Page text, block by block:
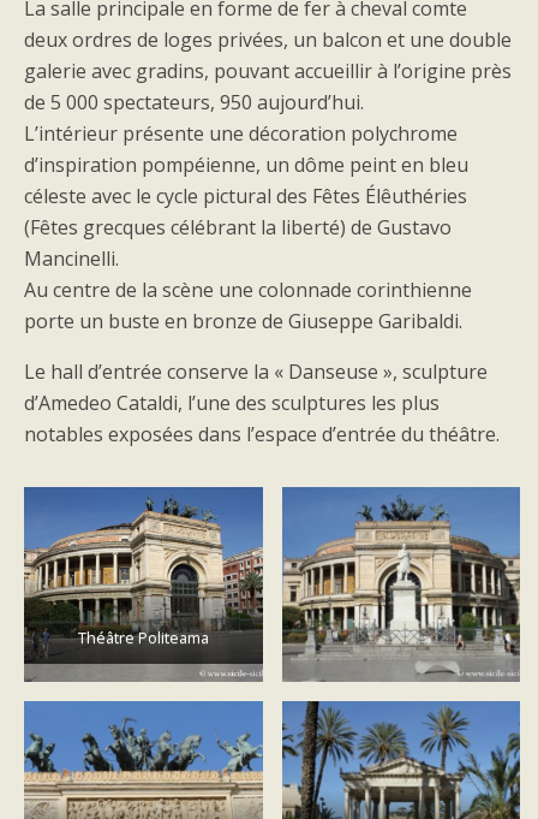
La salle principale en forme de fer à cheval comte
deux ordres de loges privées, un balcon et une double
galerie avec gradins, pouvant accueillir à l’origine près
de 5 000 spectateurs, 950 aujourd’hui.
L’intérieur présente une décoration polychrome
d’inspiration pompéienne, un dôme peint en bleu
céleste avec le cycle pictural des Fêtes Élêuthéries
(Fêtes grecques célébrant la liberté) de Gustavo
Mancinelli.
Au centre de la scène une colonnade corinthienne
porte un buste en bronze de Giuseppe Garibaldi.
Le hall d’entrée conserve la « Danseuse », sculpture
d’Amedeo Cataldi, l’une des sculptures les plus
notables exposées dans l’espace d’entrée du théâtre.
Théâtre Politeama